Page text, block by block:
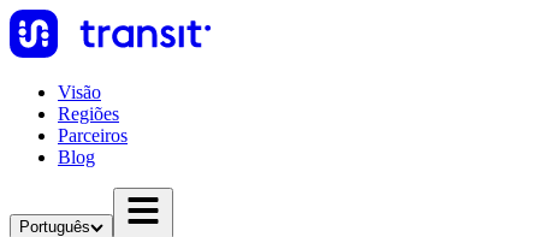
Visão
Regiões
Parceiros
Blog
Português